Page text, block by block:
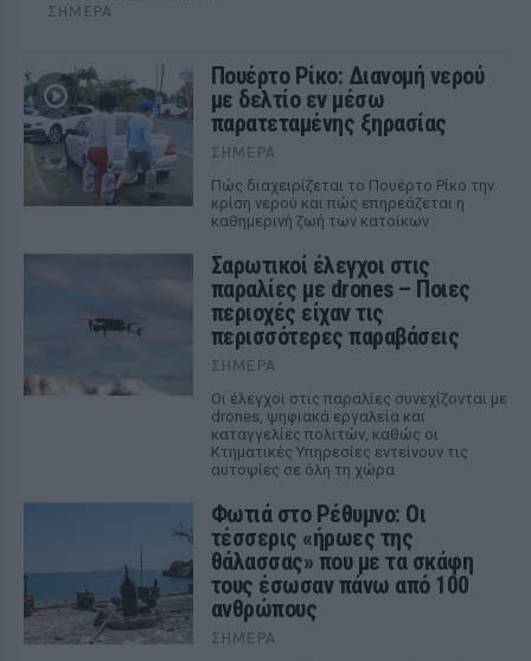
ΣΉΜΕΡΑ
Πουέρτο Ρίκο: Διανομή νερού
με δελτίο εν μέσω
παρατεταμένης ξηρασίας
ΣΉΜΕΡΑ
Πώς διαχειρίζεται το Πουέρτο Ρίκο την
κρίση νερού και πώς επηρεάζεται η
καθημερινή ζωή των κατοίκων
Σαρωτικοί έλεγχοι στις
παραλίες με drones – Ποιες
περιοχές είχαν τις
περισσότερες παραβάσεις
ΣΉΜΕΡΑ
Οι έλεγχοι στις παραλίες συνεχίζονται με
drones, ψηφιακά εργαλεία και
καταγγελίες πολιτών, καθώς οι
Κτηματικές Υπηρεσίες εντείνουν τις
αυτοψίες σε όλη τη χώρα
Φωτιά στο Ρέθυμνο: Οι
τέσσερις «ήρωες της
θάλασσας» που με τα σκάφη
τους έσωσαν πάνω από 100
ανθρώπους
ΣΉΜΕΡΑ